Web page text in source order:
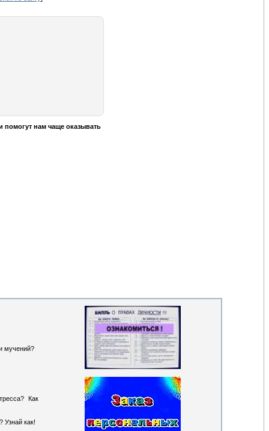
нам чаще оказывать
мучений?
Как
Узнай как!